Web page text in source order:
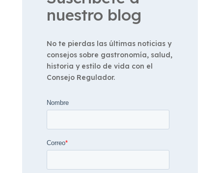
nuestro blog
No te pierdas las últimas noticias y
consejos sobre gastronomía, salud,
historia y estilo de vida con el
Consejo Regulador.